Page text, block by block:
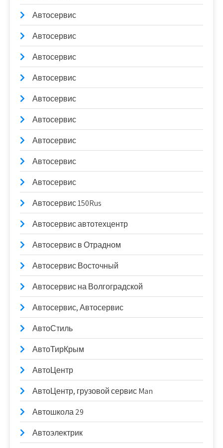
Автосервис
Автосервис
Автосервис
Автосервис
Автосервис
Автосервис
Автосервис
Автосервис
Автосервис
Автосервис 150Rus
Автосервис автотехцентр
Автосервис в Отрадном
Автосервис Восточный
Автосервис на Волгоградской
Автосервис, Автосервис
АвтоСтиль
АвтоТирКрым
АвтоЦентр
АвтоЦентр, грузовой сервис Man
Автошкола 29
Автоэлектрик